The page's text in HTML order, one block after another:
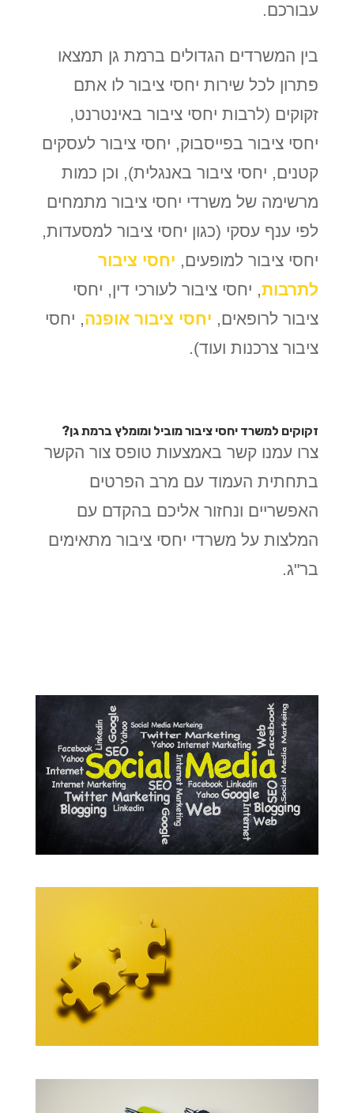
עבורכם.
בין המשרדים הגדולים ברמת גן תמצאו
פתרון לכל שירות יחסי ציבור לו אתם
זקוקים (לרבות יחסי ציבור באינטרנט,
יחסי ציבור בפייסבוק, יחסי ציבור לעסקים
קטנים, יחסי ציבור באנגלית), וכן כמות
מרשימה של משרדי יחסי ציבור מתמחים
לפי ענף עסקי (כגון יחסי ציבור למסעדות,
יחסי ציבור למופעים, יחסי ציבור
לתרבות, יחסי ציבור לעורכי דין, יחסי
ציבור לרופאים, יחסי ציבור אופנה, יחסי
ציבור צרכנות ועוד).
זקוקים למשרד יחסי ציבור מוביל ומומלץ ברמת גן?
צרו עמנו קשר באמצעות טופס צור הקשר
בתחתית העמוד עם מרב הפרטים
האפשריים ונחזור אליכם בהקדם עם
המלצות על משרדי יחסי ציבור מתאימים
בר"ג.